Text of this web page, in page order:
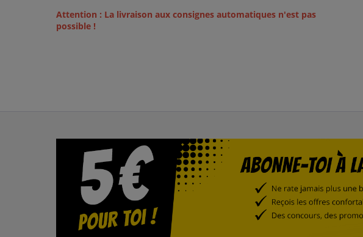
Attention : La livraison aux consignes automatiques n'est pas
possible !